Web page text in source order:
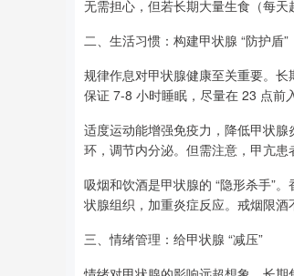
无需担心，但若长期大量生食（每天
二、生活习惯：构建甲状腺 “防护盾”
规律作息对甲状腺健康至关重要。
保证 7-8 小时睡眠，尽量在 23 点前
适度运动能增强免疫力，降低甲状
环，调节内分泌。但需注意，甲亢患
吸烟和饮酒是甲状腺的 “隐形杀手”
状腺组织，加重炎症反应。戒烟限酒
三、情绪管理：给甲状腺 “减压”